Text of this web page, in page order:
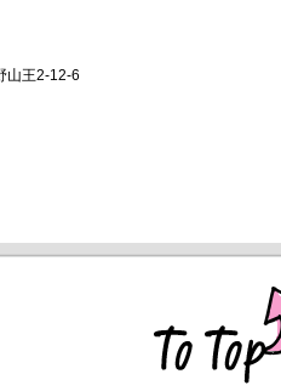
山王2-12-6